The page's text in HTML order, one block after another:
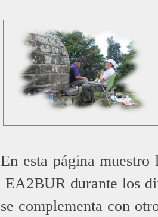
En esta página
EA2BUR durante los
se complementa con